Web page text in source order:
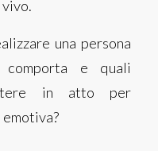
una persona
comporta e quali
in atto per